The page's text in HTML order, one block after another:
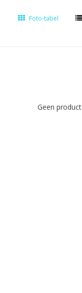
Foto-tabel
Geen